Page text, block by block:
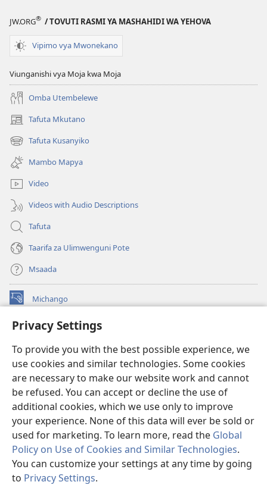
Privacy Settings
To provide you with the best possible experience, we
use cookies and similar technologies. Some cookies
are necessary to make our website work and cannot
be refused. You can accept or decline the use of
additional cookies, which we use only to improve
your experience. None of this data will ever be sold or
used for marketing. To learn more, read the Global
Policy on Use of Cookies and Similar Technologies.
You can customize your settings at any time by going
to Privacy Settings.
JW.ORG® / TOVUTI RASMI YA MASHAHIDI WA YEHOVA
Vipimo vya Mwonekano
Viunganishi vya Moja kwa Moja
Omba Utembelewe
Tafuta Mkutano
(opens
new
window)
Tafuta Kusanyiko
(opens
new
window)
Mambo Mapya
Video
Videos with Audio Descriptions
Tafuta
Taarifa za Ulimwenguni Pote
Msaada
Michango
(opens
window)Watchtower MAKTABA KWENYE MTANDAO™
new
window)JW Hub ®
(opens
new
window)
®
Watchtower Library
Copyright© 2026 Watch Tower Bible and Tract Society of Pennsylvania.
MASHARTI YA MATUMIZI